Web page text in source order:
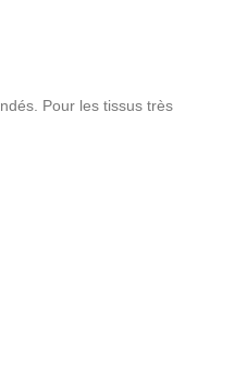
Pour les tissus très